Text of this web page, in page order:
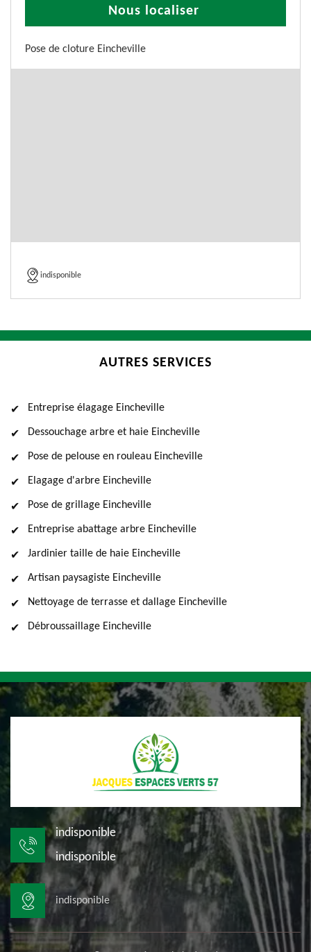
Nous localiser
Pose de cloture Eincheville
indisponible
AUTRES SERVICES
Entreprise élagage Eincheville
Dessouchage arbre et haie Eincheville
Pose de pelouse en rouleau Eincheville
Elagage d'arbre Eincheville
Pose de grillage Eincheville
Entreprise abattage arbre Eincheville
Jardinier taille de haie Eincheville
Artisan paysagiste Eincheville
Nettoyage de terrasse et dallage Eincheville
Débroussaillage Eincheville
indisponible
indisponible
indisponible